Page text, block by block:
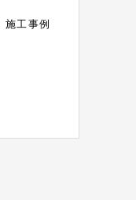
施工事例